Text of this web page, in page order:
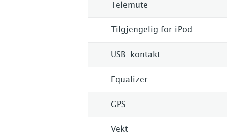
Telemute
Tilgjengelig for iPod
USB-kontakt
Equalizer
GPS
Vekt